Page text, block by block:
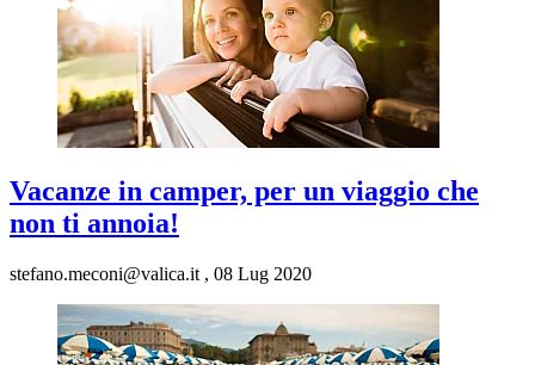
Vacanze in camper, per un viaggio che
non ti annoia!
stefano.meconi@valica.it , 08 Lug 2020